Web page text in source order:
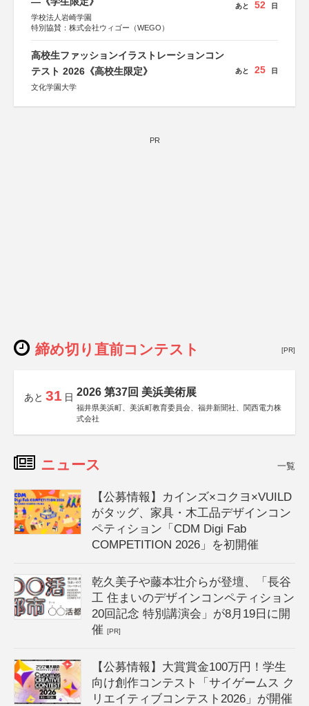
学校法人岩崎学園
特別協賛：株式会社ウィゴー（WEGO）
あと 52 日
高校生ファッションイラストレーションコン
テスト 2026《高校生限定》
文化学園大学
あと 25 日
PR
締め切り直前コンテスト [PR]
あと 31 日 2026 第37回 美浜美術展
福井県美浜町、美浜町教育委員会、福井新聞社、関西電力株
式会社
ニュース 一覧
【公募情報】カインズ×コクヨ×VUILD
がタッグ、家具・木工品デザインコン
ペティション「CDM Digi Fab
COMPETITION 2026」を初開催
乾久美子や藤本壮介らが登壇、「長谷
工 住まいのデザインコンペティション
20回記念 特別講演会」が8月19日に開
催[PR]
【公募情報】大賞賞金100万円！学生
向け創作コンテスト「サイゲームス ク
リエイティブコンテスト2026」が開催